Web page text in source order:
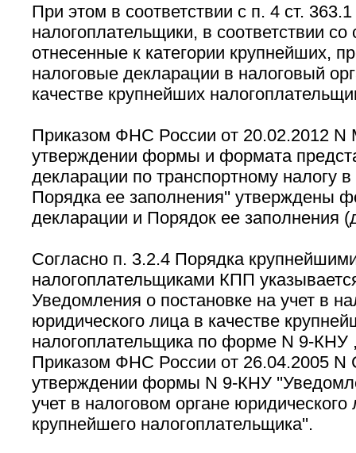
При этом в соответствии с п. 4 ст.
налогоплательщики, в соответствии со
отнесенные к категории крупнейших,
налоговые декларации в налоговый
качестве крупнейших
Приказом ФНС России от 20.02.2012
утверждении формы и формата
декларации по транспортному налогу
Порядка ее заполнения'' утверждены
декларации и Порядок ее заполнения
Согласно п. 3.2.4 Порядка
налогоплательщиками КПП
Уведомления о постановке на учет в
юридического лица в качестве
налогоплательщика по форме N 9-КНУ
Приказом ФНС России от 26.04.2005
утверждении формы N 9-КНУ
учет в налоговом органе юридического
крупнейшего налогоплательщика''.